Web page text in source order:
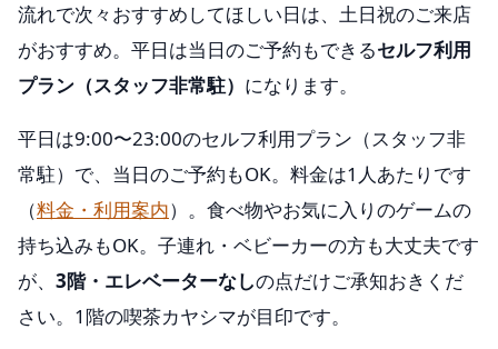
流れで次々おすすめしてほしい日は、土日祝のご来店
がおすすめ。平日は当日のご予約もできるセルフ利用
プラン（スタッフ非常駐） になります。
平日は9:00〜23:00のセルフ利用プラン（スタッフ非
常駐）で、当日のご予約もOK。料金は1人あたりです
（料金・利用案内）。食べ物やお気に入りのゲームの
持ち込みもOK。子連れ・ベビーカーの方も大丈夫です
が、 3階・エレベーターなしの点だけご承知おきくだ
さい。1階の喫茶カヤシマが目印です。